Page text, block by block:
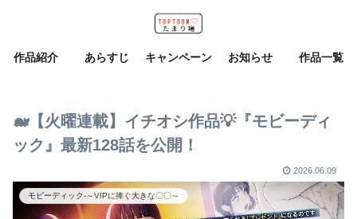
作品紹介 あらすじ キャンペーン お知らせ 作品一覧
🐋【火曜連載】イチオシ作品💡『モビーディ
ック』最新128話を公開！
2026.06.09
モビーディック-～VIPに捧ぐ大きな〇〇～